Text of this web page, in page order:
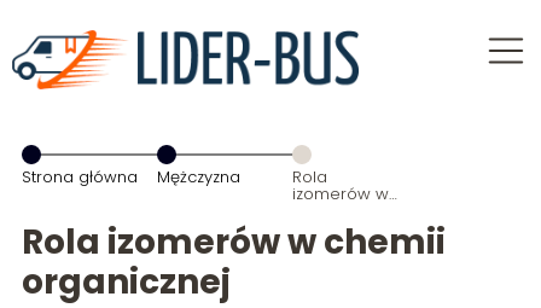
Strona główna Mężczyzna Rola
izomerów w
organicznej
Rola izomerów w chemii
organicznej